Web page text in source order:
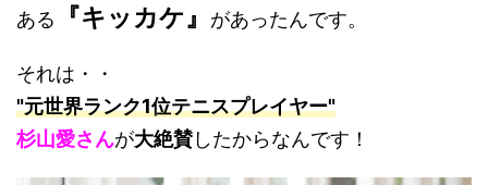
ある
『キッカケ』 があったんです。
それは・・
"元世界ランク1位テニスプレイヤー"
杉山愛さんが大絶賛したからなんです！